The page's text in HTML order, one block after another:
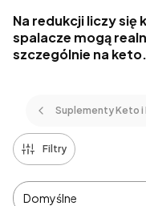
Na redukcji liczy
spalacze mogą
szczególnie na keto.
Suplementy Keto i
Filtry
Domyślne